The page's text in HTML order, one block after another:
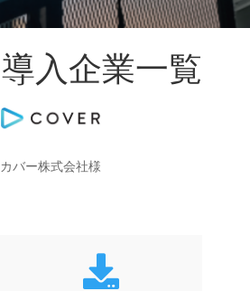
導入企業一覧
カバー株式会社様
